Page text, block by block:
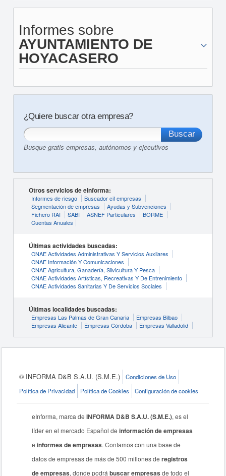
Informes sobre
AYUNTAMIENTO DE
HOYACASERO
¿Quiere buscar otra empresa?
Busque gratis empresas, autónomos y ejecutivos
Otros servicios de eInforma:
Informes de riesgo
Buscador cif empresas
Segmentación de empresas
Ayudas y Subvenciones
Fichero RAI
SABI ASNEF Particulares
BORME
Cuentas Anuales
Últimas actividades buscadas:
CNAE Actividades Administrativas Y Servicios Auxliares
CNAE Información Y Comunicaciones
CNAE Agricultura, Ganadería, Silvicultura Y Pesca
CNAE Actividades Artísticas, Recreativas Y De Entrenimiento
CNAE Actividades Sanitarias Y De Servicios Sociales
Últimas localidades buscadas:
Empresas Las Palmas de Gran Canaria
Empresas Bilbao
Empresas Alicante
Empresas Córdoba Empresas Valladolid
© INFORMA D&B S.A.U. (S.M.E.)
Condiciones de Uso
Política de Privacidad
Política de Cookies Configuración de cookies
eInforma, marca deINFORMA D&B S.A.U. (S.M.E.), es el
líder en el mercado Español deinformación de empresas
einformes de empresas. Contamos con una base de
datos de empresas de más de 500 millones deregistros
de empresas, donde podrábuscar empresas de todo el